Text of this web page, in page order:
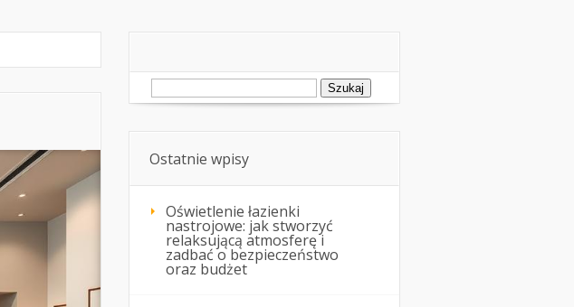
Szukaj:
Ostatnie wpisy
Oświetlenie łazienki
nastrojowe: jak stworzyć
relaksującą atmosferę i
zadbać o bezpieczeństwo
oraz budżet